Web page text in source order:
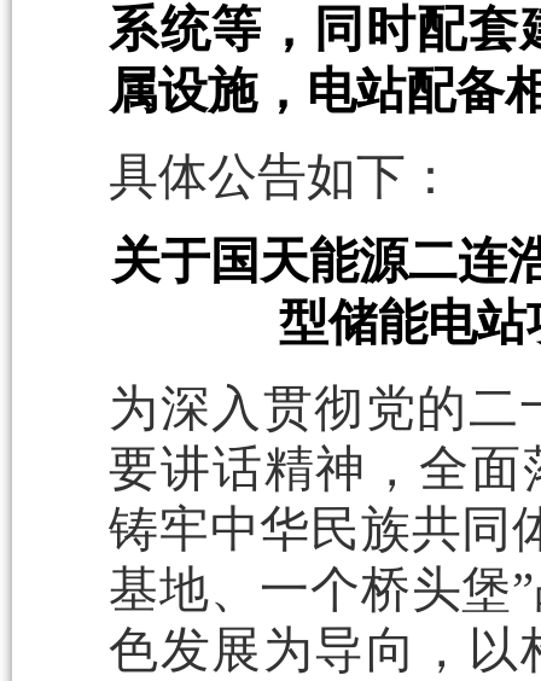
系统等，同时配套
属设施，电站配备
具体公告如下：
关于国天能源二连
型储能电
为深入贯彻党的
要讲话精神，全面
铸牢中华民族共同
基地、一个桥头堡
色发展为导向，以